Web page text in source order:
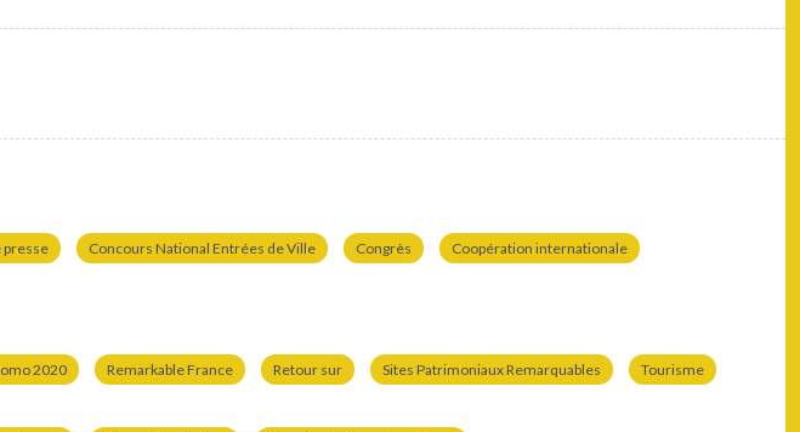
presse Concours National Entrées de Ville Congrès Coopération internationale
2020 Remarkable France Retour sur Sites Patrimoniaux Remarquables Tourisme